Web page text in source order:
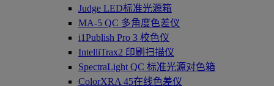
Judge LED标准光源箱
MA-5 QC 多角度色差仪
i1Publish Pro 3 校色仪
IntelliTrax2 印刷扫描仪
SpectraLight QC 标准光源对色箱
ColorXRA 45在线色差仪